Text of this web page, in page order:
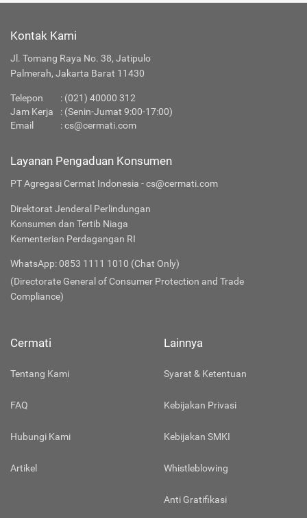
Kontak Kami
Jl. Tomang Raya No. 38, Jatipulo
Palmerah, Jakarta Barat 11430
Telepon : (021) 40000 312
Jam Kerja
: (Senin-Jumat 9:00-17:00)
Email
:cs@cermati.com
Layanan Pengaduan Konsumen
PT Agregasi Cermat Indonesia - cs@cermati.com
Direktorat Jenderal Perlindungan
Konsumen dan Tertib Niaga
Kementerian Perdagangan RI
WhatsApp: 0853 1111 1010 (Chat Only)
(Directorate General of Consumer Protection and Trade
Compliance)
Cermati
Tentang Kami
FAQ
Hubungi Kami
Artikel
Lainnya
Syarat & Ketentuan
Kebijakan Privasi
Kebijakan SMKI
Whistleblowing
Anti Gratifikasi